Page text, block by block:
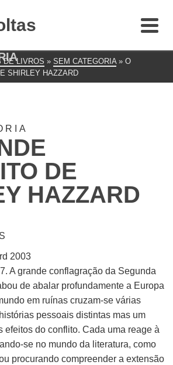
DE LIVROS » SEM CATEGORIA » O
SHIRLEY HAZZARD
DE
HAZZARD
2003
A grande conflagração da Segunda
de abalar profundamente a Europa
em ruínas cruzam-se várias
pessoais distintas mas um
efeitos do conflito. Cada uma reage à
se no mundo da literatura, como
procurando compreender a extensão